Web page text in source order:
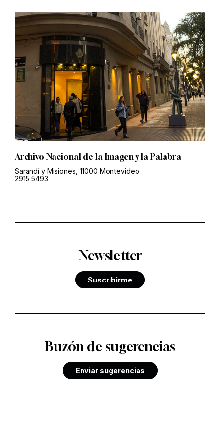
Archivo Nacional de la Imagen y la Palabra
Sarandí y Misiones, 11000 Montevideo
2915 5493
Newsletter
Suscribirme
Buzón de sugerencias
Enviar sugerencias